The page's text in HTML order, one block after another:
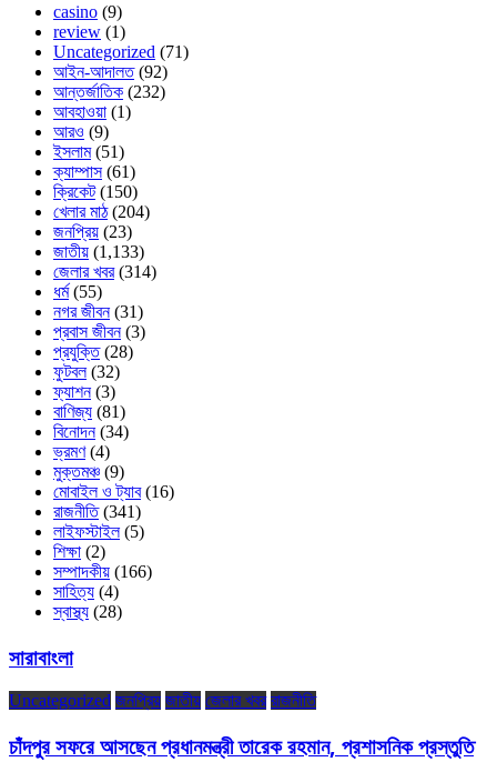
casino (9)
review (1)
Uncategorized (71)
আইন-আদালত(92)
আন্তর্জাতিক (232)
আবহাওয়া (1)
আরও (9)
ইসলাম(51)
ক্যাম্পাস(61)
ক্রিকেট(150)
খেলার মাঠ(204)
জনপ্রিয় (23)
জাতীয় (1,133)
জেলার খবর(314)
ধর্ম(55)
নগর জীবন(31)
প্রবাস জীবন(3)
প্রযুক্তি(28)
ফুটবল(32)
ফ্যাশন(3)
বাণিজ্য (81)
বিনোদন(34)
ভ্রমণ(4)
মুক্তমঞ্চ (9)
মোবাইল ও ট্যাব(16)
রাজনীতি(341)
লাইফস্টাইল(5)
শিক্ষা (2)
সম্পাদকীয় (166)
সাহিত্য (4)
স্বাস্থ্য (28)
সারাবাংলা
Uncategorized জনপ্রিয় জাতীয় জেলার খবর রাজনীতি
চাঁদপুর সফরে আসছেন প্রধানমন্ত্রী তারেক রহমান, প্রশাসনিক প্রস্তুতি